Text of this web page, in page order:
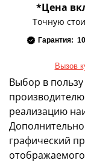
*Цена
Точную
Гарантия:
Вызов
Выбор в
реализацию
графический